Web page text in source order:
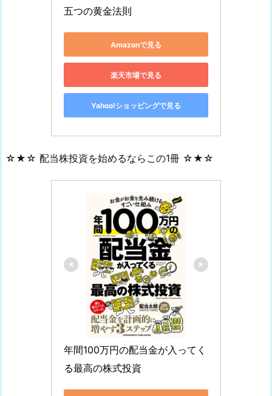
五つの黄金法則
Amazonで見る
楽天市場で見る
Yahoo!ショッピングで見る
☆★☆ 配当株投資を始めるならこの1冊 ☆★☆
年間100万円の配当金が入ってく
る最高の株式投資